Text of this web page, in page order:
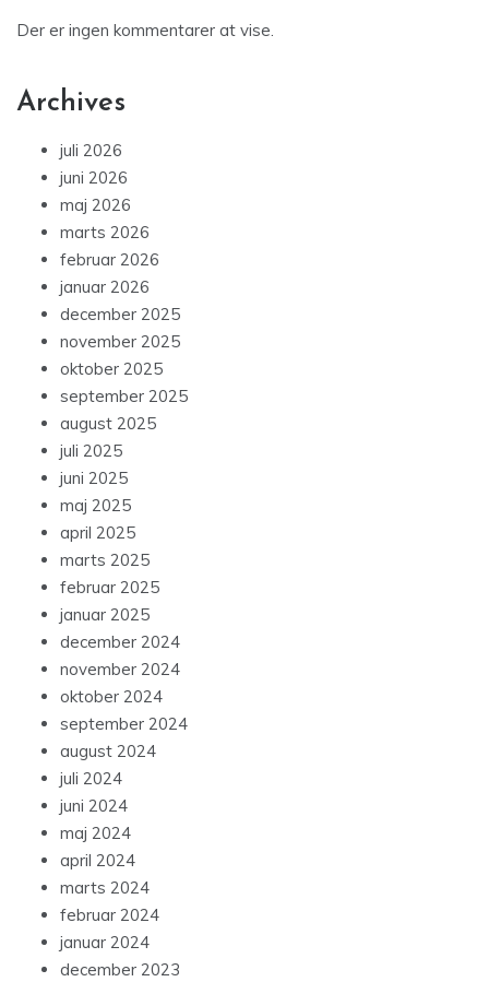
Der er ingen kommentarer at vise.
Archives
juli 2026
juni 2026
maj 2026
marts 2026
februar 2026
januar 2026
december 2025
november 2025
oktober 2025
september 2025
august 2025
juli 2025
juni 2025
maj 2025
april 2025
marts 2025
februar 2025
januar 2025
december 2024
november 2024
oktober 2024
september 2024
august 2024
juli 2024
juni 2024
maj 2024
april 2024
marts 2024
februar 2024
januar 2024
december 2023